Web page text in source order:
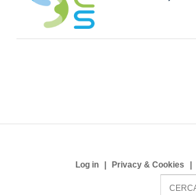
Log in Privacy & Cookies